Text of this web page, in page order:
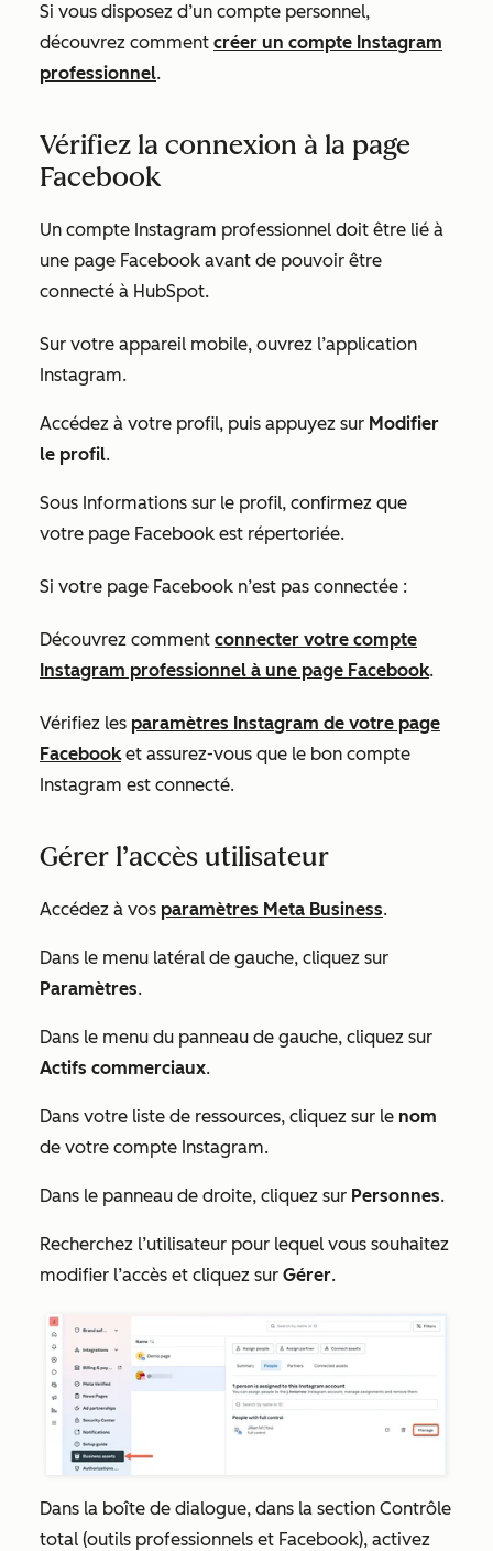
Si vous disposez d’un compte personnel,
découvrez comment créer un compte Instagram
professionnel.
Vérifiez la connexion à la page
Facebook
Un compte Instagram professionnel doit être lié à
une page Facebook avant de pouvoir être
connecté à HubSpot.
Sur votre appareil mobile, ouvrez l’application
Instagram.
Accédez à votre profil, puis appuyez sur Modifier
le profil.
Sous Informations sur le profil, confirmez que
votre page Facebook est répertoriée.
Si votre page Facebook n’est pas connectée :
Découvrez comment connecter votre compte
Instagram professionnel à une page Facebook.
Vérifiez les paramètres Instagram de votre page
Facebooket assurez-vous que le bon compte
Instagram est connecté.
Gérer l’accès utilisateur
Accédez à vos paramètres Meta Business.
Dans le menu latéral de gauche, cliquez sur
Paramètres.
Dans le menu du panneau de gauche, cliquez sur
Actifs commerciaux.
Dans votre liste de ressources, cliquez sur le nom
de votre compte Instagram.
Dans le panneau de droite, cliquez sur Personnes.
Recherchez l’utilisateur pour lequel vous souhaitez
modifier l’accès et cliquez sur Gérer.
Dans la boîte de dialogue, dans la section Contrôle
total (outils professionnels et Facebook), activez